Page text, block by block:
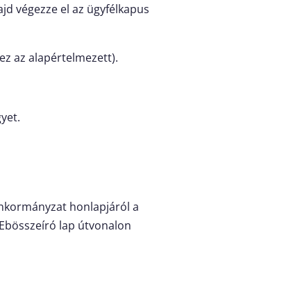
végezze el az ügyfélkapus
az alapértelmezett).
honlapjáról a
lap útvonalon